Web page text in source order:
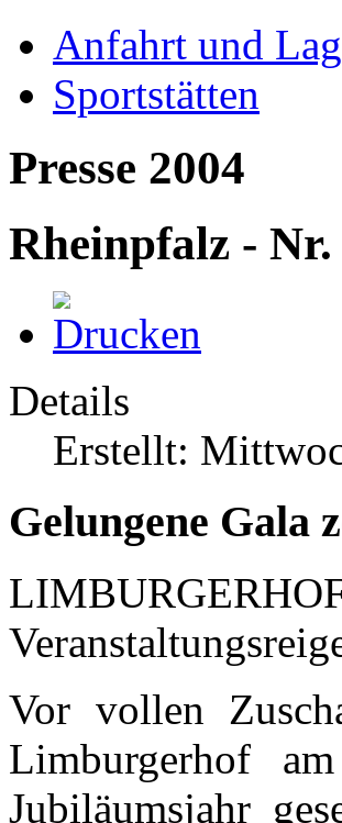
Anfahrt und
Sportstätten
Presse 2004
Rheinpfalz - Nr.
Details
Erstellt:
Gelungene Gala
Vor vollen
Limburgerhof
Jubiläumsjahr